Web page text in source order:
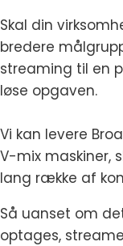
Skal din
bredere
streaming til en
løse opgaven.
Vi kan levere
V-mix maskiner,
lang række af
Så uanset om
optages,